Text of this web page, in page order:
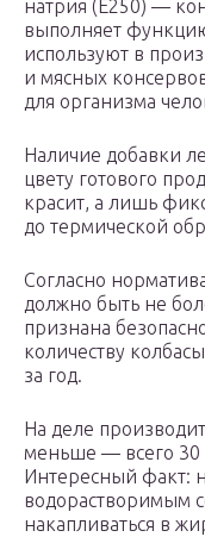
натрия (Е250) —
выполняет
используют в
и мясных
для организма
Наличие добавки
цвету готового
красит, а лишь
до термической
Согласно
должно быть не
признана
количеству
за год.
На деле
меньше — всего 30
Интересный факт:
водорастворимым
накапливаться в